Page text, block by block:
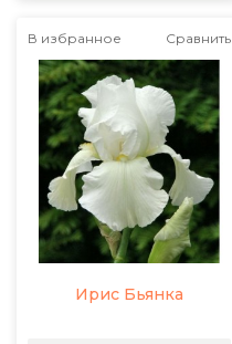
В избранное Сравнить
Ирис Бьянка